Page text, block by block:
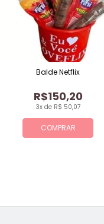
COMPRAR
3x de R$ 50,07
R$150,20
Balde Netflix